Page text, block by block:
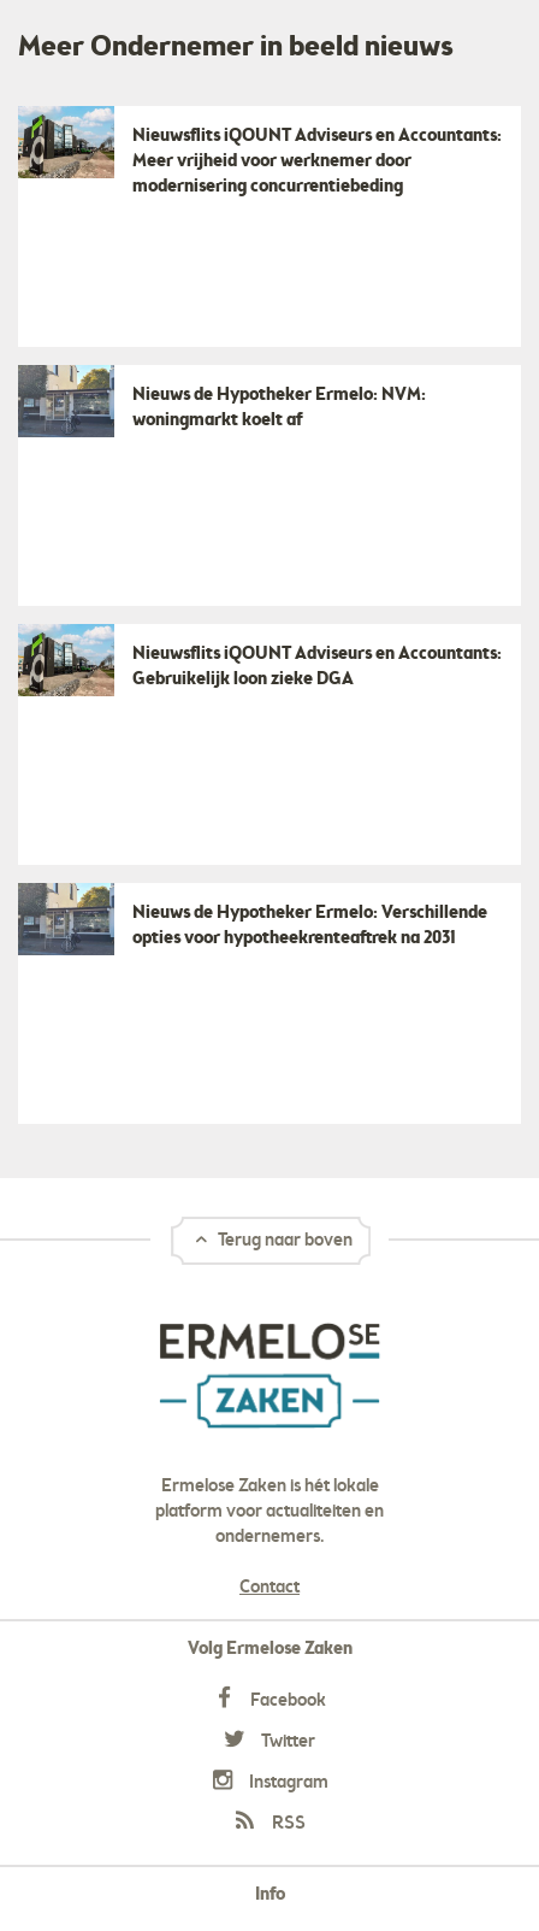
Meer Ondernemer in beeld nieuws
Nieuwsflits iQOUNT Adviseurs en Accountants:
Meer vrijheid voor werknemer door
modernisering concurrentiebeding
Nieuws de Hypotheker Ermelo: NVM:
woningmarkt koelt af
Nieuwsflits iQOUNT Adviseurs en Accountants:
Gebruikelijk loon zieke DGA
Nieuws de Hypotheker Ermelo: Verschillende
opties voor hypotheekrenteaftrek na 2031
Terug naar boven
Ermelose Zaken is hét lokale
platform voor actualiteiten en
ondernemers.
Contact
Volg Ermelose Zaken
Facebook
Twitter
Instagram
RSS
Info